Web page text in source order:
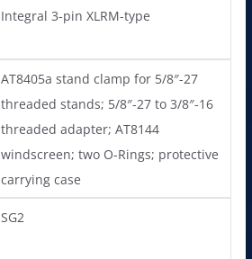
Integral 3-pin XLRM-type
AT8405a stand clamp for 5/8″-27
threaded stands; 5/8″-27 to 3/8″-16
threaded adapter; AT8144
windscreen; two O-Rings; protective
carrying case
SG2